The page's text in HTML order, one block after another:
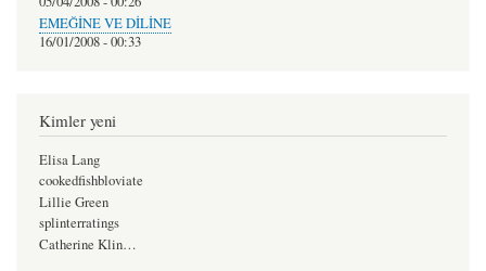
EMEĞİNE VE DİLİNE
16/01/2008 - 00:33
Kimler yeni
Elisa Lang
cookedfishbloviate
Lillie Green
splinterratings
Catherine Klin…